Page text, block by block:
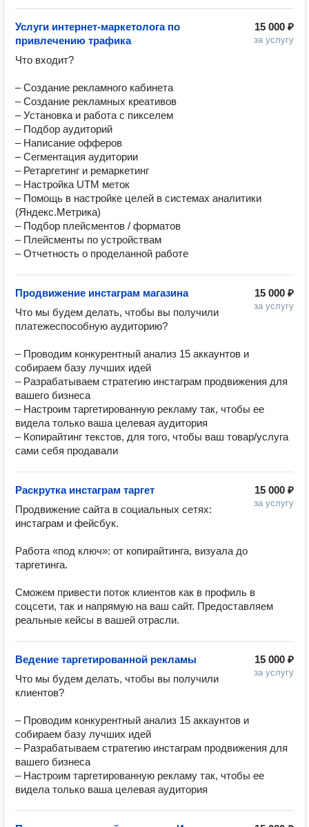
15 000 ₽
за услугу
Услуги интернет-маркетолога по
привлечению трафика
Что входит?
– Создание рекламного кабинета
– Создание рекламных креативов
– Установка и работа с пикселем
– Подбор аудиторий
– Написание офферов
– Сегментация аудитории
– Ретаргетинг и ремаркетинг
– Настройка UTM меток
– Помощь в настройке целей в системах аналитики
(Яндекс.Метрика)
– Подбор плейсментов / форматов
– Плейсменты по устройствам
– Отчетность о проделанной работе
15 000 ₽
за услугу
Продвижение инстаграм магазина
Что мы будем делать, чтобы вы получили
платежеспособную аудиторию?
– Проводим конкурентный анализ 15 аккаунтов и
собираем базу лучших идей
– Разрабатываем стратегию инстаграм продвижения для
вашего бизнеса
– Настроим таргетированную рекламу так, чтобы ее
видела только ваша целевая аудитория
– Копирайтинг текстов, для того, чтобы ваш товар/услуга
сами себя продавали
15 000 ₽
за услугу
Раскрутка инстаграм таргет
Продвижение сайта в социальных сетях:
инстаграм и фейсбук.
Работа «под ключ»: от копирайтинга, визуала до
таргетинга.
Сможем привести поток клиентов как в профиль в
соцсети, так и напрямую на ваш сайт. Предоставляем
реальные кейсы в вашей отрасли.
15 000 ₽
за услугу
Ведение таргетированной рекламы
Что мы будем делать, чтобы вы получили
клиентов?
– Проводим конкурентный анализ 15 аккаунтов и
собираем базу лучших идей
– Разрабатываем стратегию инстаграм продвижения для
вашего бизнеса
– Настроим таргетированную рекламу так, чтобы ее
видела только ваша целевая аудитория